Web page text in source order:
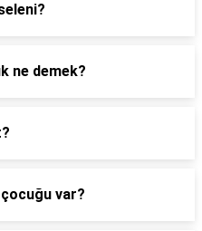
ne demek?
var?